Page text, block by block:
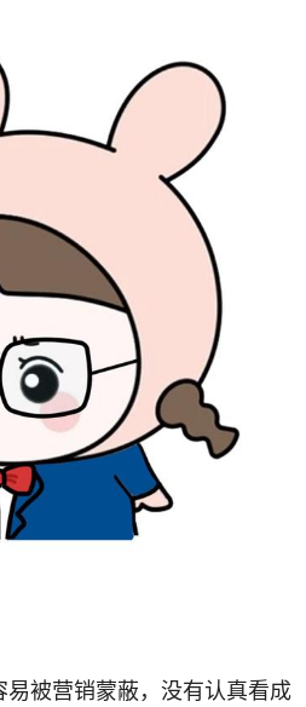
被营销蒙蔽，没有认真看成